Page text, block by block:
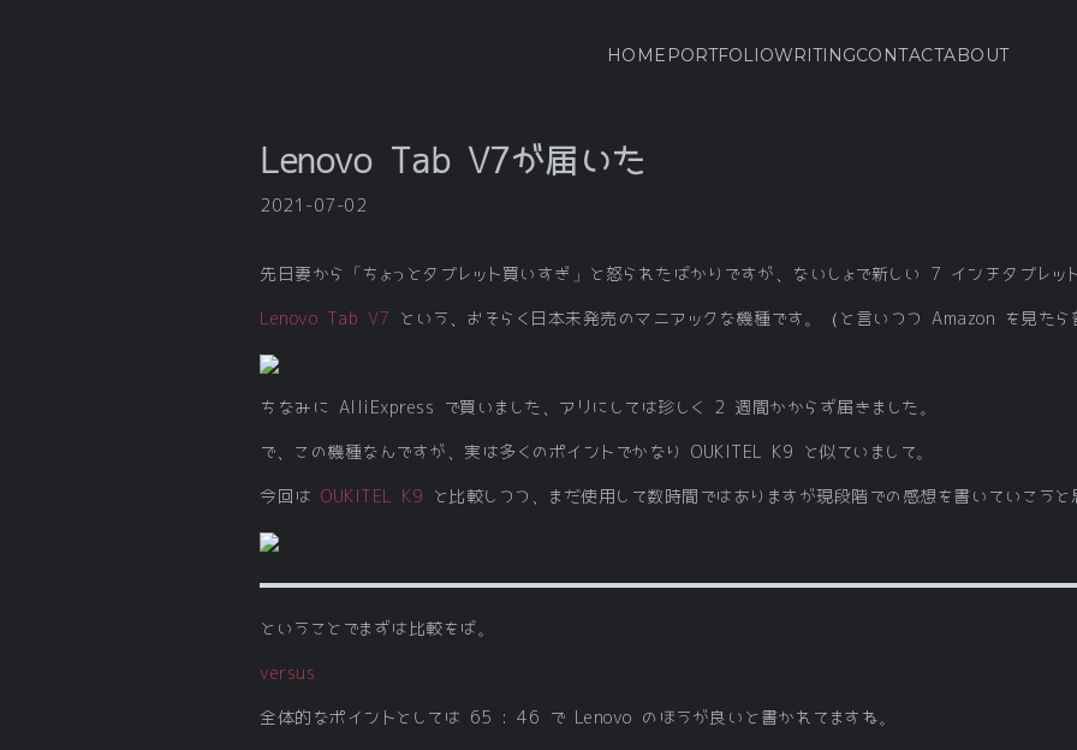
HOME PORTFOLIOWRITINGCONTACTABOUT
Lenovo Tab V7が届いた
2021-07-02
先日妻から「ちょっとタブレット買いすぎ」と怒られたばかりですが、ないしょで新しい 7 インチタブレッ
Lenovo Tab V7 という、おそらく日本未発売のマニアックな機種です。（と言いつつ Amazon を見た
ちなみに AlliExpress で買いました、アリにしては珍しく 2 週間かからず届きました。
で、この機種なんですが、実は多くのポイントでかなり OUKITEL K9 と似ていまして。
今回は OUKITEL K9 と比較しつつ、まだ使用して数時間ではありますが現段階での感想を書いていこうと
ということでまずは比較をば。
versus
全体的なポイントとしては 65 : 46 で Lenovo のほうが良いと書かれてますね。